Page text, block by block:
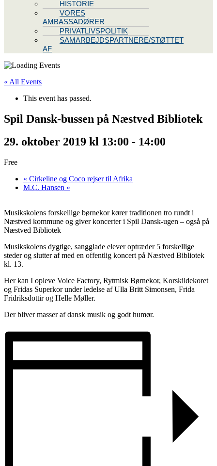
HISTORIE
VORES
AMBASSADØRER
PRIVATLIVSPOLITIK
SAMARBEJDSPARTNERE/STØTTET
AF
« All Events
This event has passed.
Spil Dansk-bussen på Næstved Bibliotek
29. oktober 2019 kl 13:00 - 14:00
Free
« Cirkeline og Coco rejser til Afrika
M.C. Hansen »
Musikskolens forskellige børnekor kører traditionen tro rundt i
Næstved kommune og giver koncerter i Spil Dansk-ugen – også på
Næstved Bibliotek
Musikskolens dygtige, sangglade elever optræder 5 forskellige
steder og slutter af med en offentlig koncert på Næstved Bibliotek
kl. 13.
Her kan I opleve Voice Factory, Rytmisk Børnekor, Korskildekoret
og Fridas Superkor under ledelse af Ulla Britt Simonsen, Frida
Fridriksdottir og Helle Møller.
Der bliver masser af dansk musik og godt humør.